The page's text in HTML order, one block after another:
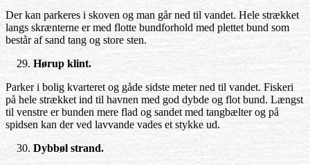
Der kan parkeres i skoven og man går ned til vandet. Hele strækket
langs skrænterne er med flotte bundforhold med plettet bund som
består af sand tang og store sten.
Hørup klint.
Parker i bolig kvarteret og gåde sidste meter ned til vandet. Fiskeri
på hele strækket ind til havnen med god dybde og flot bund. Længst
til venstre er bunden mere flad og sandet med tangbælter og på
spidsen kan der ved lavvande vades et stykke ud.
Dybbøl strand.